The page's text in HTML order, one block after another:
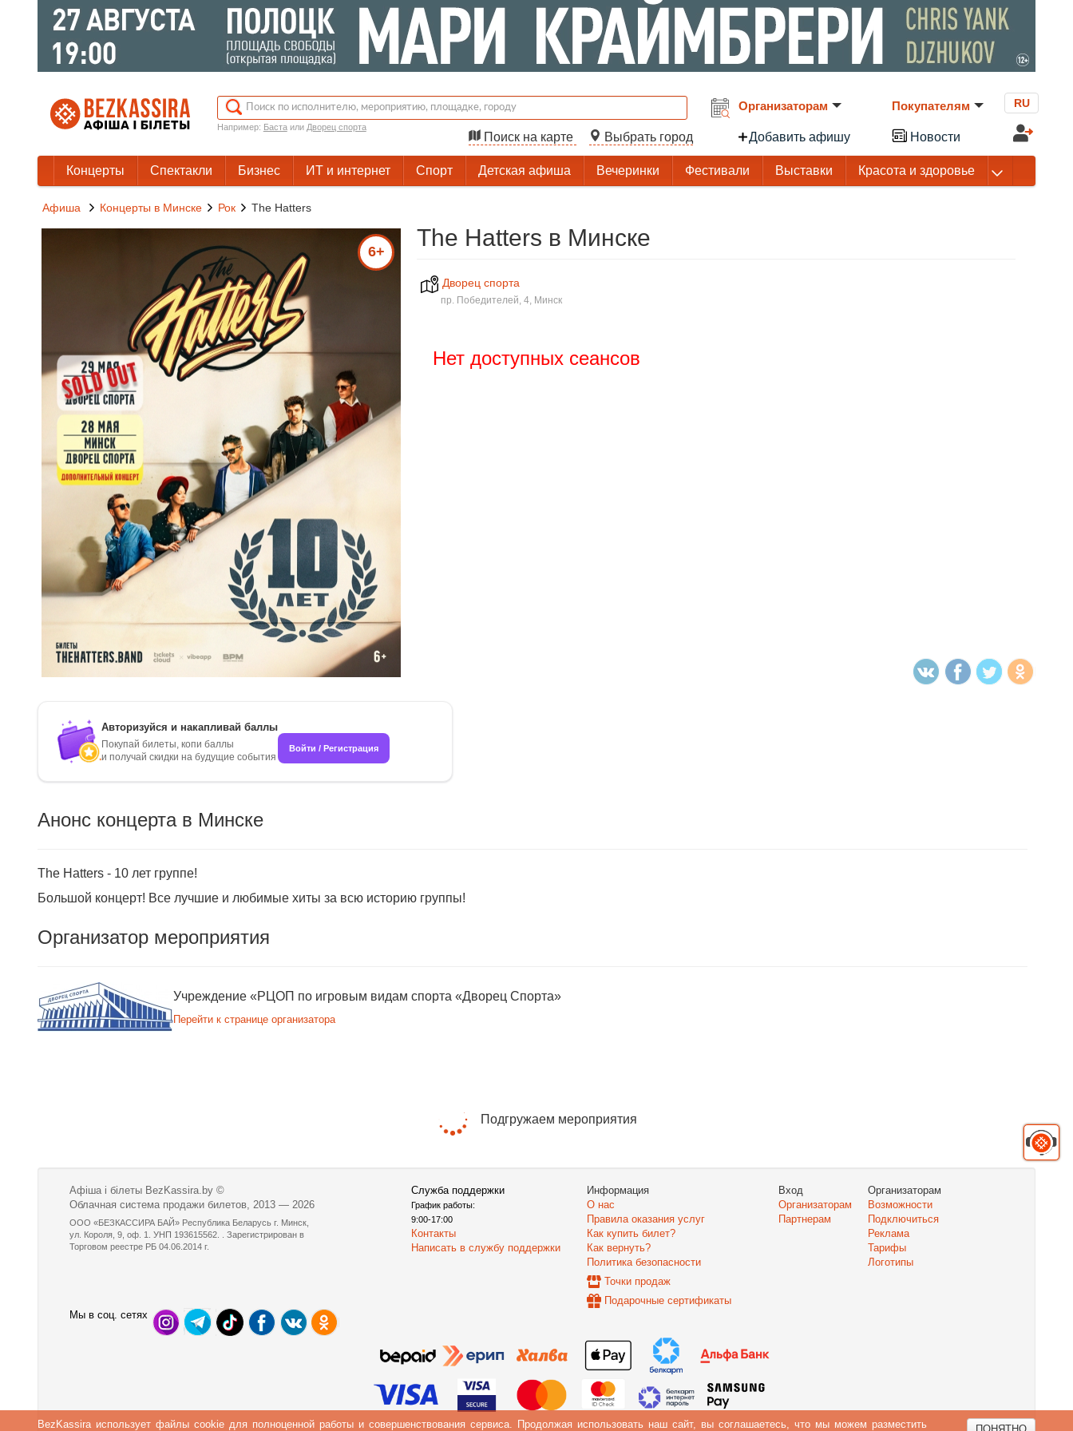
BezKassira использует файлы cookie для полноценной работы и совершенствования сервиса. Продолжая использовать наш сайт, вы соглашаетесь, что мы можем разместить
Например: Бастаили Дворец спорта
Поиск на карте Выбрать город
Организаторам
Добавить афишу
Покупателям
Новости
RU
Концерты Спектакли Бизнес ИТ и интернет Спорт Детская афиша Вечеринки Фестивали Выставки Красота и здоровье
Афиша Концерты в Минске Рок The Hatters
6+
The Hatters в Минске
Дворец спорта
пр. Победителей, 4, Минск
Нет доступных сеансов
Авторизуйся и накапливай баллы
Покупай билеты, копи баллы
и получай скидки на будущие события
Войти / Регистрация
Анонс концерта в Минске
The Hatters - 10 лет группе!
Большой концерт! Все лучшие и любимые хиты за всю историю группы!
Организатор мероприятия
Учреждение «РЦОП по игровым видам спорта «Дворец Спорта»
Перейти к странице организатора
Подгружаем мероприятия
Афіша і білеты BezKassira.by ©
Облачная система продажи билетов, 2013 — 2026
ООО «БЕЗКАССИРА БАЙ» Республика Беларусь г. Минск,
ул. Короля, 9, оф. 1. УНП 193615562. . Зарегистрирован в
Торговом реестре РБ 04.06.2014 г.
Служба поддержки
График работы:
9:00-17:00
Контакты
Написать в службу поддержки
Информация
О нас
Правила оказания услуг
Как купить билет?
Как вернуть?
Политика безопасности
Точки продаж
Подарочные сертификаты
Вход
Организаторам
Партнерам
Организаторам
Возможности
Подключиться
Реклама
Тарифы
Логотипы
Мы в соц. сетях